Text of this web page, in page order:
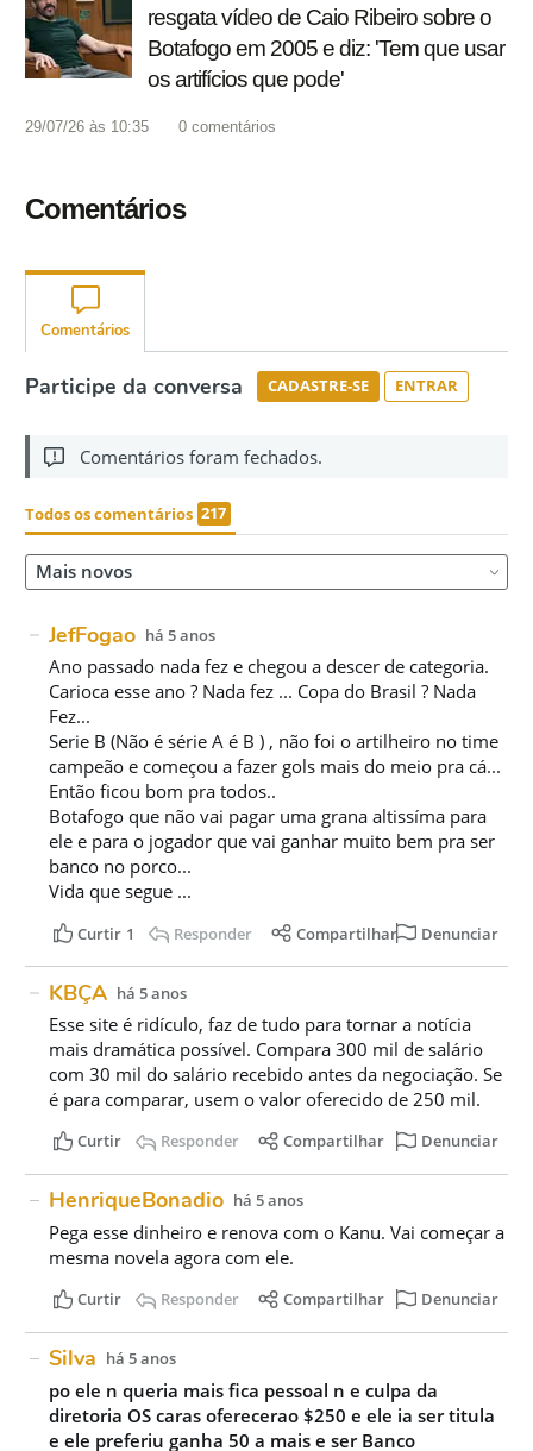
resgata vídeo de Caio Ribeiro sobre o
Botafogo em 2005 e diz: 'Tem que usar
os artifícios que pode'
29/07/26 às 10:35 0 comentários
Comentários